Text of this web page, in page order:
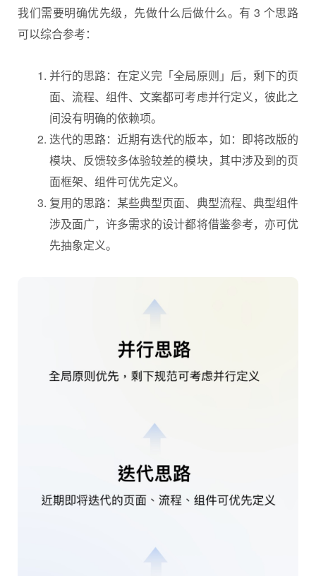
我们需要明确优先级，先做什么后做什么。有 3 个思路
可以综合参考：
并行的思路：在定义完「全局原则」后，剩下的页
面、流程、组件、文案都可考虑并行定义，彼此之
间没有明确的依赖项。
迭代的思路：近期有迭代的版本，如：即将改版的
模块、反馈较多体验较差的模块，其中涉及到的页
面框架、组件可优先定义。
复用的思路：某些典型页面、典型流程、典型组件
涉及面广，许多需求的设计都将借鉴参考，亦可优
先抽象定义。